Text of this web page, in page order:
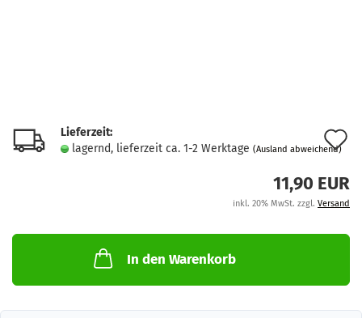
Lieferzeit:
lagernd, lieferzeit ca. 1-2 Werktage (Ausland abweichend)
11,90 EUR
inkl. 20% MwSt. zzgl. Versand
In den Warenkorb